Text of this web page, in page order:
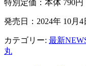
特別定価：本体 790円
発売日：2024年 10月4
カテゴリー: 最新
丸